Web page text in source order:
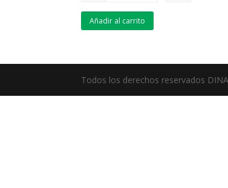
Añadir al carrito
Todos los derechos reservados